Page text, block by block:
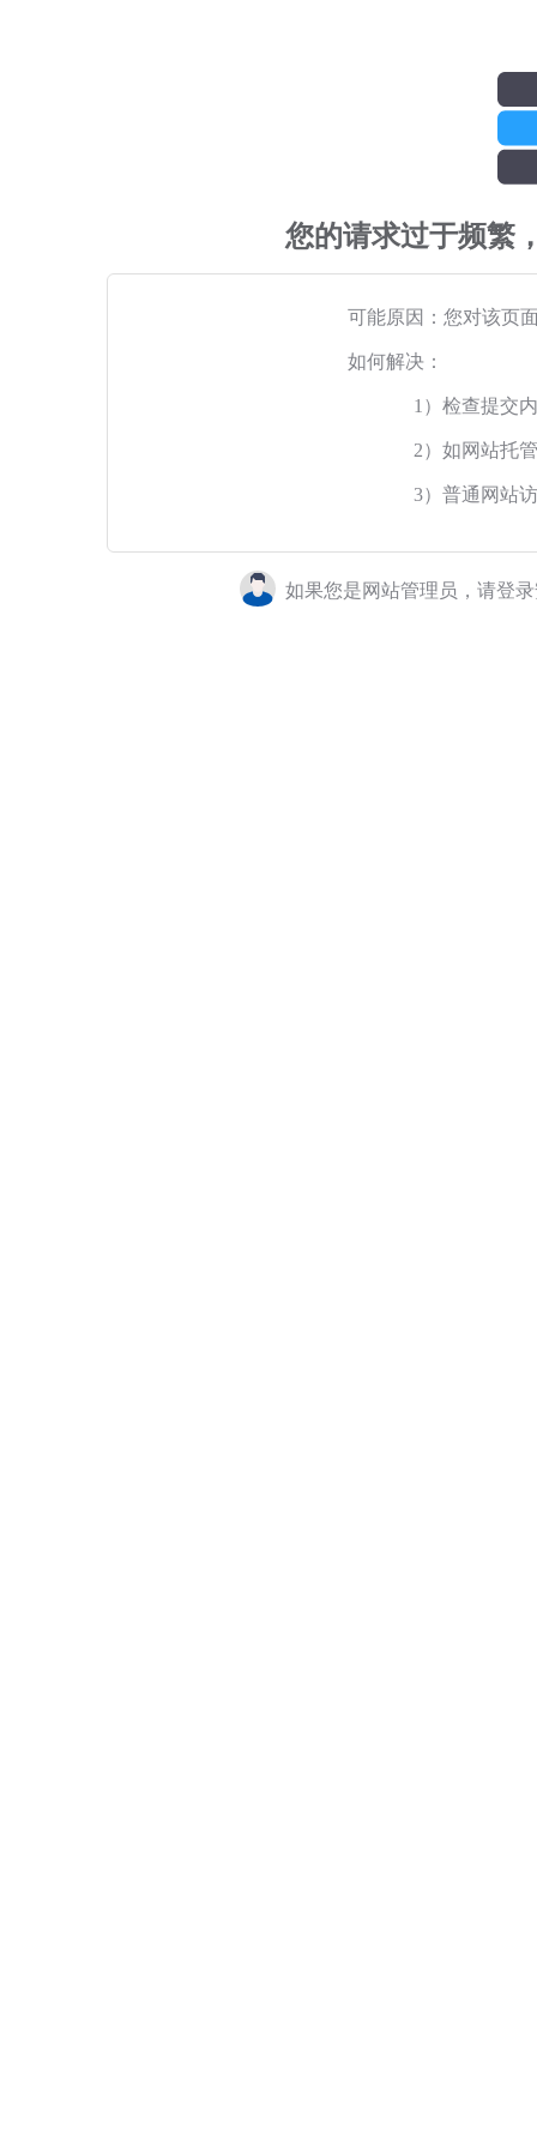
您的请求过于频繁
可能原因：您对该页
如何解决：
1）检查提交
2）如网站托
3）普通网站
如果您是网站管理员，请登